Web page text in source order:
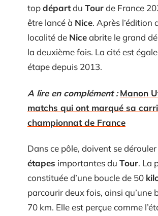
topdépartdu Tourde France
être lancé à Nice. Après l’édition
localité de Niceabrite le grand
la deuxième fois. La cité est
étape depuis 2013.
A lire en complément : Manon
matchs qui ont marqué sa
championnat de France
Dans ce pôle, doivent se
étapes importantes du Tour. La
constituée d’une boucle de 50
parcourir deux fois, ainsi qu’une
70 km. Elle est perçue comme